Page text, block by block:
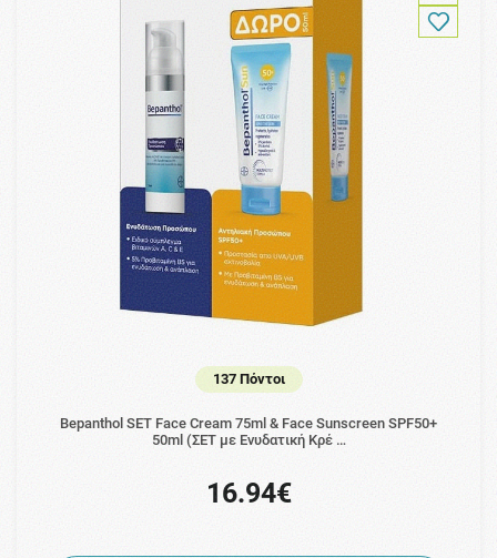
137 Πόντοι
Bepanthol SET Face Cream 75ml & Face Sunscreen SPF50+
50ml (ΣΕΤ με Ενυδατική Κρέ …
16.94€